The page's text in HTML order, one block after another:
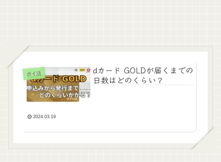
ポイ活
dカード GOLDが届くまでの
日数はどのくらい？
2024.03.19